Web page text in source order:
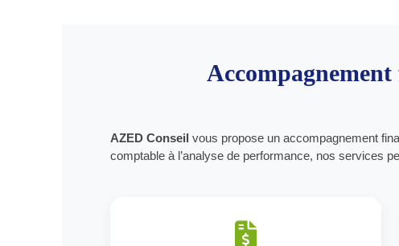
AZED Conseil vous propose un accompagnement
comptable à l’analyse de performance, nos services